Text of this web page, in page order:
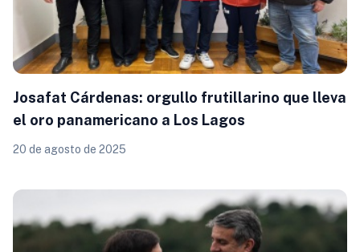
Josafat Cárdenas: orgullo frutillarino que lleva
el oro panamericano a Los Lagos
20 de agosto de 2025